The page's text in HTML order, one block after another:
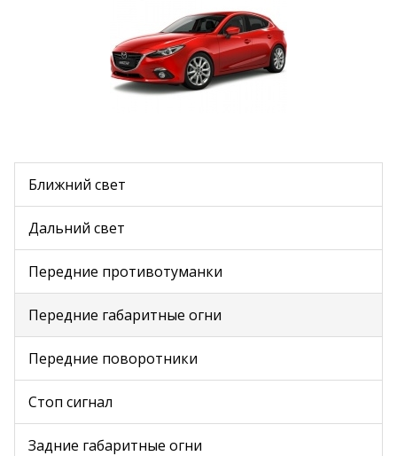
Ближний свет
Дальний свет
Передние противотуманки
Передние габаритные огни
Передние поворотники
Стоп сигнал
Задние габаритные огни